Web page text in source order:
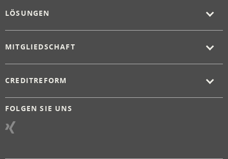
LÖSUNGEN
MITGLIEDSCHAFT
CREDITREFORM
FOLGEN SIE UNS